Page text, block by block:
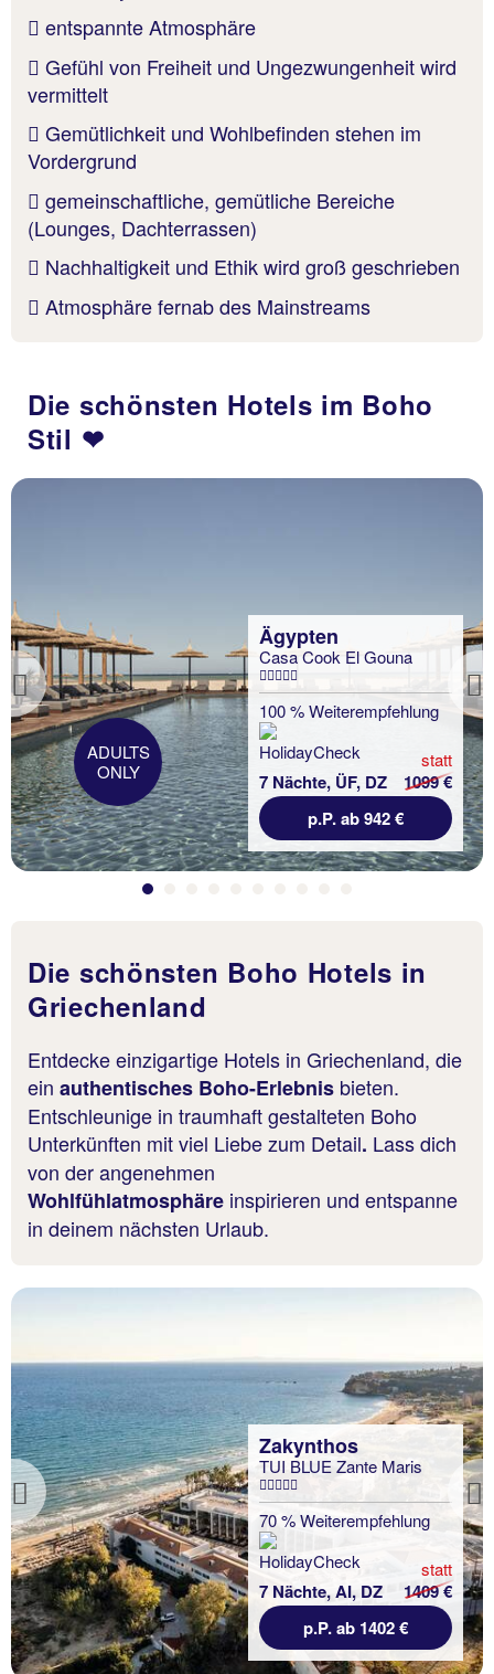
entspannte Atmosphäre
Gefühl von Freiheit und Ungezwungenheit wird
vermittelt
Gemütlichkeit und Wohlbefinden stehen im
Vordergrund
gemeinschaftliche, gemütliche Bereiche
(Lounges, Dachterrassen)
Nachhaltigkeit und Ethik wird groß geschrieben
Atmosphäre fernab des Mainstreams
Die schönsten Hotels im Boho
Stil ❤
Previous
Ägypten
Casa Cook El Gouna
100 % Weiterempfehlung
7 Nächte, ÜF, DZ
statt
1099 €
p.P. ab 942 €
ADULTS
ONLY
Die schönsten Boho Hotels in
Griechenland
Entdecke einzigartige Hotels in Griechenland, die
ein authentisches Boho-Erlebnis bieten.
Entschleunige in traumhaft gestalteten Boho
Unterkünften mit viel Liebe zum Detail. Lass dich
von der angenehmen
Wohlfühlatmosphäre inspirieren und entspanne
in deinem nächsten Urlaub.
Previous
Zakynthos
TUI BLUE Zante Maris
70 % Weiterempfehlung
7 Nächte, AI, DZ
statt
1409 €
p.P. ab 1402 €